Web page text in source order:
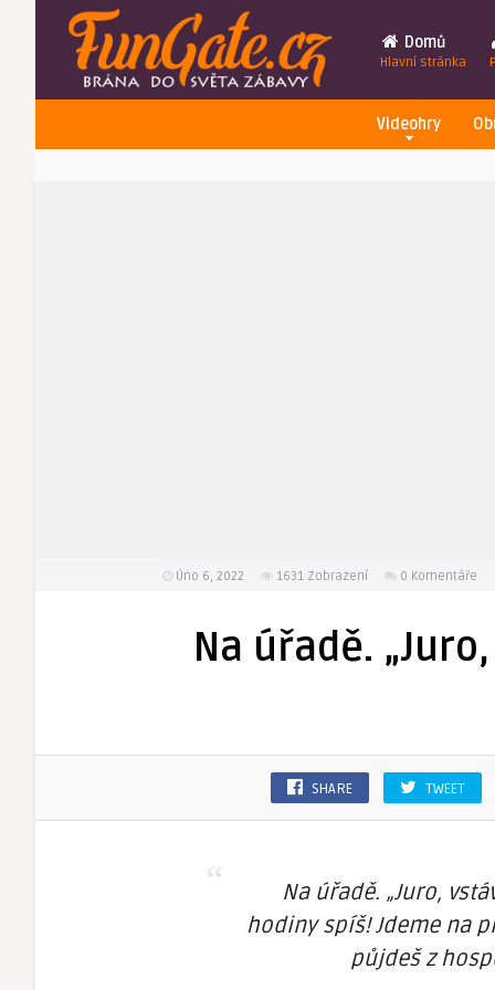
Domů
Hlavní stránka
Videohry
Úno 6, 2022 1631 Zobrazení 0 Komentáře
Na úřadě.
SHARE TWEET
Na úřadě. „Juro,
hodiny spíš! Jdeme na
půjdeš z